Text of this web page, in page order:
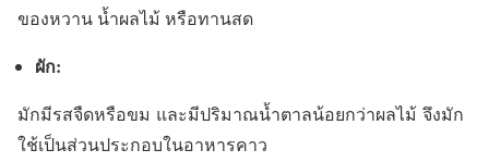
ของหวาน น้ำผลไม้ หรือทานสด
ผัก:
มักมีรสจืดหรือขม และมีปริมาณน้ำตาลน้อยกว่าผลไม้ จึงมัก
ใช้เป็นส่วนประกอบในอาหารคาว